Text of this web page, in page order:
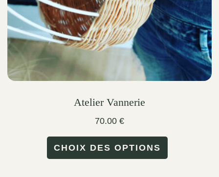
the
product
page
Atelier Vannerie
70.00 €
CHOIX DES OPTIONS